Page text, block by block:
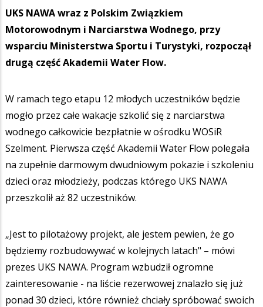
UKS NAWA wraz z Polskim Związkiem
Motorowodnym i Narciarstwa Wodnego, przy
wsparciu Ministerstwa Sportu i Turystyki, rozpoczął
drugą część Akademii Water Flow.
W ramach tego etapu 12 młodych uczestników będzie
mogło przez całe wakacje szkolić się z narciarstwa
wodnego całkowicie bezpłatnie w ośrodku WOSiR
Szelment. Pierwsza część Akademii Water Flow polegała
na zupełnie darmowym dwudniowym pokazie i szkoleniu
dzieci oraz młodzieży, podczas którego UKS NAWA
przeszkolił aż 82 uczestników.
„Jest to pilotażowy projekt, ale jestem pewien, że go
będziemy rozbudowywać w kolejnych latach" – mówi
prezes UKS NAWA. Program wzbudził ogromne
zainteresowanie - na liście rezerwowej znalazło się już
ponad 30 dzieci, które również chciały spróbować swoich